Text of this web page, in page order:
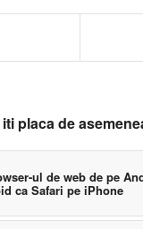
placa de
ul de web de pe
ca Safari pe iPhone